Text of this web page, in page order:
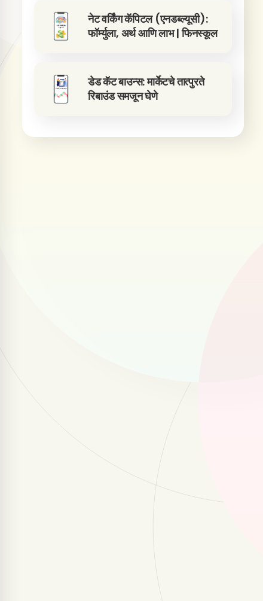
नेट वर्किंग कॅपिटल (एनडब्ल्यूसी):
फॉर्म्युला, अर्थ आणि लाभ | फिनस्कूल
डेड कॅट बाउन्स: मार्केटचे तात्पुरते
रिबाउंड समजून घेणे